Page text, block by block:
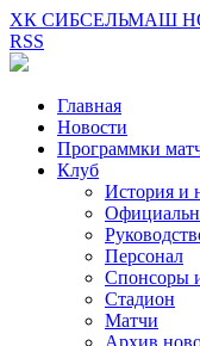
ХК СИБСЕЛЬМАШ
RSS
Главная
Новости
Программки
Клуб
История и
Персонал
Спонсоры
Стадион
Матчи
Архив